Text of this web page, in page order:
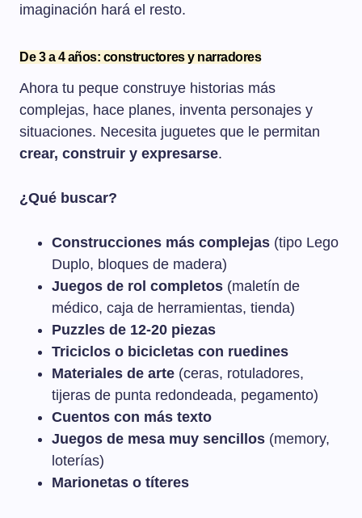
imaginación hará el resto.
De 3 a 4 años: constructores y narradores
Ahora tu peque construye historias más
complejas, hace planes, inventa personajes y
situaciones. Necesita juguetes que le permitan
crear, construir y expresarse.
¿Qué buscar?
Construcciones más complejas (tipo Lego
Duplo, bloques de madera)
Juegos de rol completos (maletín de
médico, caja de herramientas, tienda)
Puzzles de 12-20 piezas
Triciclos o bicicletas con ruedines
Materiales de arte (ceras, rotuladores,
tijeras de punta redondeada, pegamento)
Cuentos con más texto
Juegos de mesa muy sencillos (memory,
loterías)
Marionetas o títeres